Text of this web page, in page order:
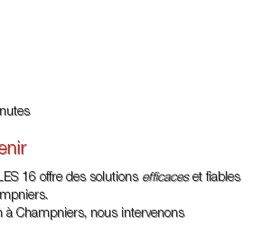
16 offre des solutions efficaceset fiables
à Champniers, nous intervenons